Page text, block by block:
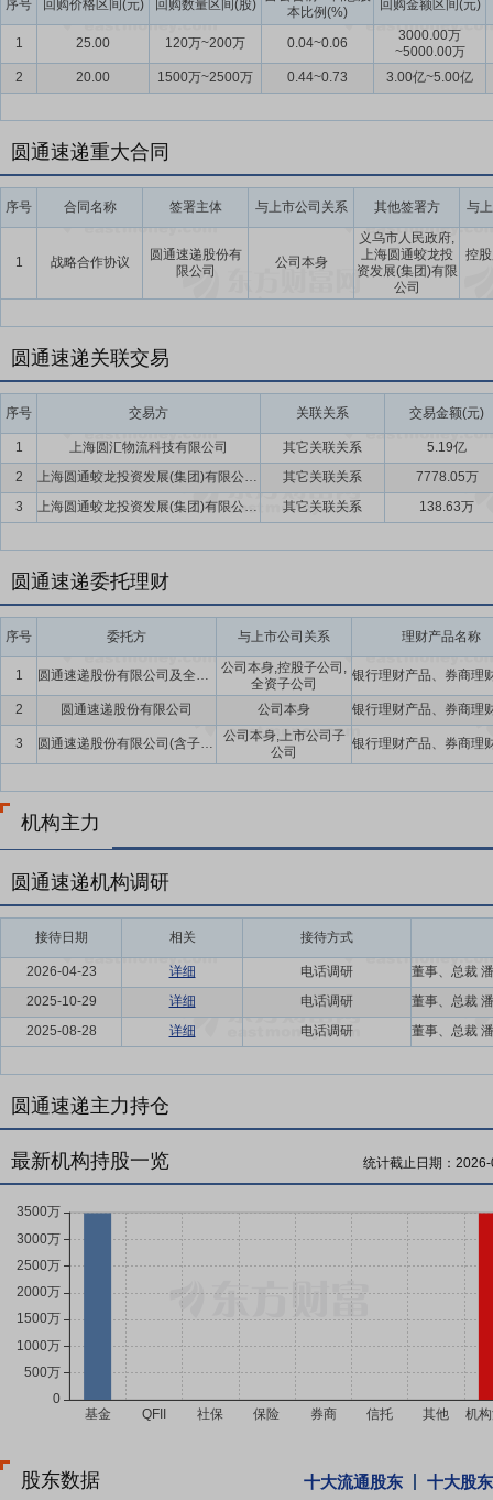
序号 回购价格区间(元) 回购数量区间(股)
本比例(%)
回购金额区间(元)
1 25.00 120万~200万 0.04~0.06
3000.00万
~5000.00万
2
20.00 1500万~2500万 0.44~0.73 3.00亿~5.00亿
圆通速递重大合同
序号 合同名称 签署主体 与上市公司关系 其他签署方 与
1 战略合作协议
圆通速递股份有
限公司
公司本身
义乌市人民政府,
上海圆通蛟龙投
资发展(集团)有限
公司
控
圆通速递关联交易
序号 交易方 关联关系 交易金额(元)
1 上海圆汇物流科技有限公司 其它关联关系
5.19亿
2
上海圆通蛟龙投资发展(集团)有限公司及其下属公司 其它关联关系
7778.05万
3
上海圆通蛟龙投资发展(集团)有限公司及其下属公司 其它关联关系 138.63万
圆通速递委托理财
序号 委托方 与上市公司关系 理财产品名称
1 圆通速递股份有限公司及全资子公司、控股子公司
公司本身,控股子公司,
全资子公司
2
圆通速递股份有限公司 公司本身
3 圆通速递股份有限公司(含子公司)
公司本身,上市公司子
公司
机构主力
圆通速递机构调研
接待日期 相关 接待方式
2026-04-23 详细
电话调研
2025-10-29
详细
电话调研
2025-08-28
详细 电话调研
圆通速递主力持仓
最新机构持股一览 统计截止日期：
股东数据 十大流通股东 十大股东